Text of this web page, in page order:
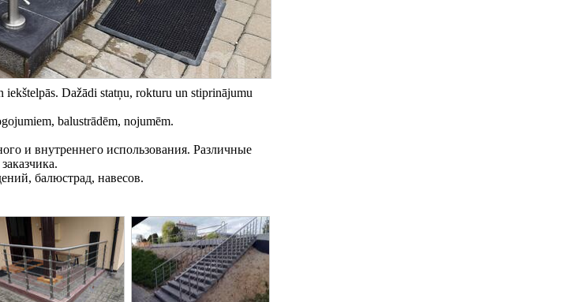
iekštelpās. Dažādi statņu, rokturu un stiprinājumu
balustrādēm, nojumēm.
и внутреннего использования. Различные
балюстрад, навесов.